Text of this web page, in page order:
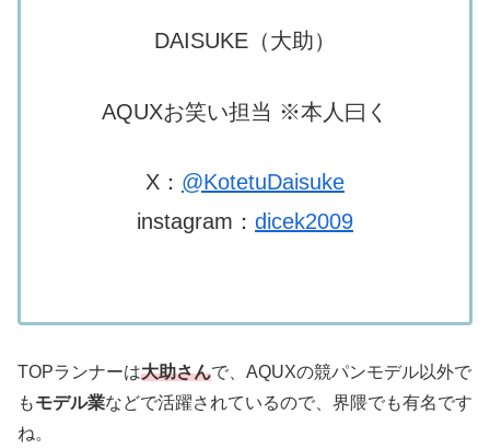
DAISUKE（大助）
AQUXお笑い担当 ※本人曰く
X： @KotetuDaisuke
instagram： dicek2009
TOPランナーは大助さんで、AQUXの競パンモデル以外で
もモデル業などで活躍されているので、界隈でも有名です
ね。